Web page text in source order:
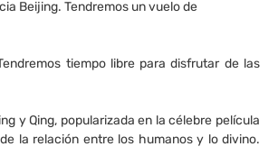
Beijing. Tendremos un vuelo de
tiempo libre para disfrutar de las
y Qing, popularizada en la célebre película
la relación entre los humanos y lo divino.